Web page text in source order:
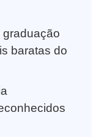
baratas do